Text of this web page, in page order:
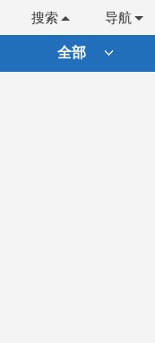
导航
搜索
全部